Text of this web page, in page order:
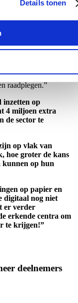
Details tonen
het gebruik te
en Visserij en
laagdrempelige
een
applicatie om
raadplegen.”
inzetten op
4 miljoen extra
de sector te
op vlak van
hoe groter de kans
kunnen op hun
op papier en
digitaal nog niet
er verder
erkende centra om
te krijgen!”
deelnemers